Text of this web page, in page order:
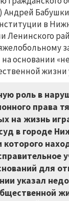
Андрей
в
Ленинского
основании
роль в
права
на жизнь
в городе
которого
для
указал